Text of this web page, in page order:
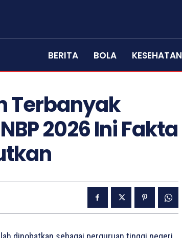
BERITA BOLA KESEHATAN
Terbanyak
2026 Ini Fakta